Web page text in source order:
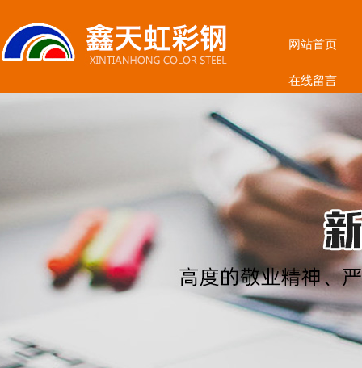
网站首页
在线留言